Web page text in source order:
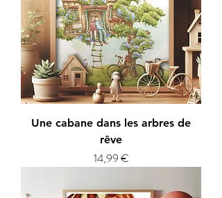
Une cabane dans les arbres de
rêve
Prix
14,99 €